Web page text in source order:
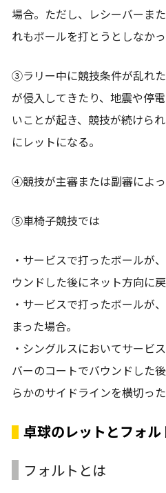
場合。ただし、レシーバーま
れもボールを打とうとしなかっ
③ラリー中に競技条件が乱れ
が侵入してきたり、地震や停
いことが起き、競技が続けら
にレットになる。
④競技が主審または副審によっ
⑤車椅子競技では
・サービスで打ったボールが
ウンドした後にネット方向に戻
・サービスで打ったボールが
まった場合。
・シングルスにおいてサービ
バーのコートでバウンドした
らかのサイドラインを横切った
卓球のレットとフォル
フォルトとは